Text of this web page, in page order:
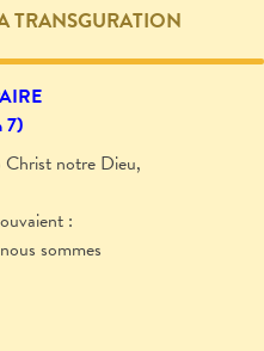
TRANSGURATION
7)
Christ notre Dieu,
:
sommes